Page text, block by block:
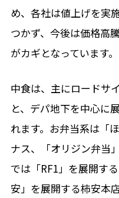
め、各社は値上げを実
つかず、今後は価格高
がカギとなっています。
中食は、主にロードサ
と、デパ地下を中心に
れます。お弁当系は「
ナス、「オリジン弁当
では「RF1 」を展開す
安」を展開する柿安本